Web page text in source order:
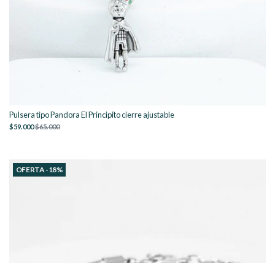
Pulsera tipo Pandora El Principito cierre ajustable
$59.000$65.000
OFERTA -18%